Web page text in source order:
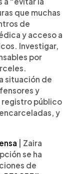
que muchas
de
y acceso a
Investigar,
por
situación de
y
registro público
y
| Zaira
se ha
de